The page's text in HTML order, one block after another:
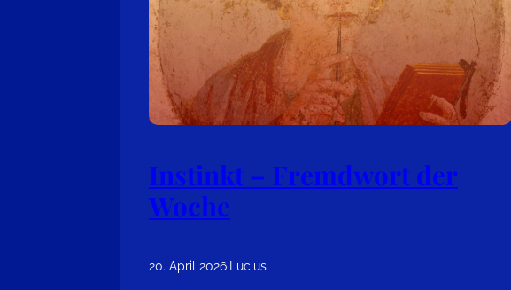
Instinkt – Fremdwort der
Woche
20. April 2026·Lucius